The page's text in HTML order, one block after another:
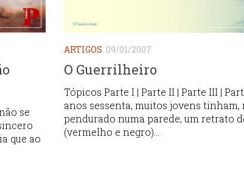
se
que ao
ARTIGOS 09/01/2007
O Guerrilheiro
Tópicos Parte I | Parte II | Parte III |
anos sessenta, muitos jovens tinham,
pendurado numa parede, um retrato
(vermelho e negro)...